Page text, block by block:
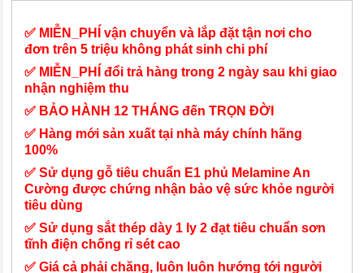
✅ MIỄN_PHÍ vận chuyển và lắp đặt tận nơi cho
đơn trên 5 triệu không phát sinh chi phí
✅ MIỄN_PHÍ đổi trả hàng trong 2 ngày sau khi giao
nhận nghiệm thu
✅ BẢO HÀNH 12 THÁNG đến TRỌN ĐỜI
✅ Hàng mới sản xuất tại nhà máy chính hãng
100%
✅ Sử dụng gỗ tiêu chuẩn E1 phủ Melamine An
Cường được chứng nhận bảo vệ sức khỏe người
tiêu dùng
✅ Sử dụng sắt thép dày 1 ly 2 đạt tiêu chuẩn sơn
tĩnh điện chống rỉ sét cao
✅ Giá cả phải chăng, luôn luôn hướng tới người